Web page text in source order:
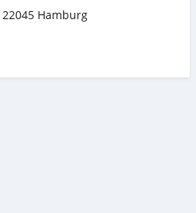
22045 Hamburg